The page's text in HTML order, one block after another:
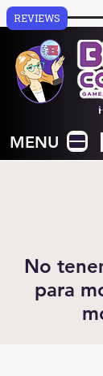
MENU
No
para
REVIEWS